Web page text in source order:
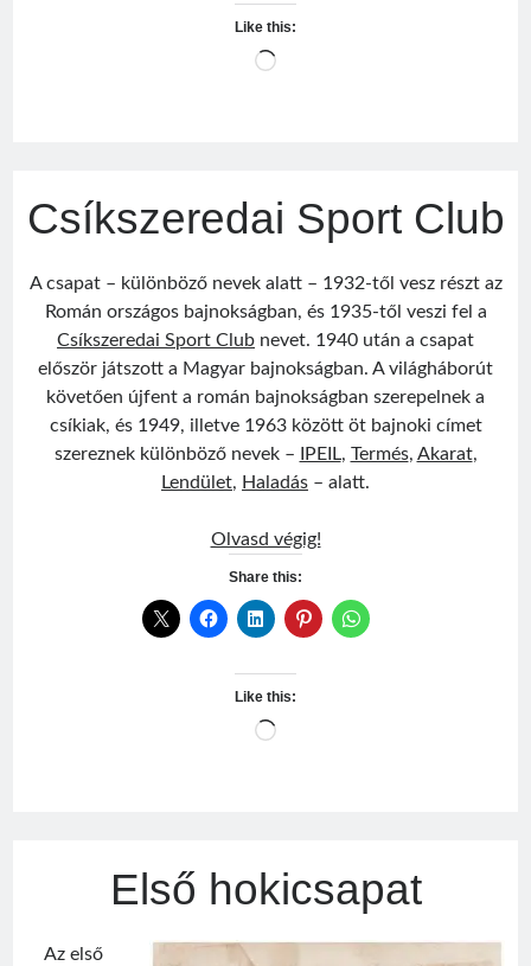
Like this:
Loading…
Csíkszeredai Sport Club
A csapat – különböző nevek alatt – 1932-től vesz részt az
Román országos bajnokságban, és 1935-től veszi fel a
Csíkszeredai Sport Club nevet. 1940 után a csapat
először játszott a Magyar bajnokságban. A világháborút
követően újfent a román bajnokságban szerepelnek a
csíkiak, és 1949, illetve 1963 között öt bajnoki címet
szereznek különböző nevek –
IPEIL, Termés, Akarat,
Lendület, Haladás – alatt.
Olvasd végig!Csíkszeredai
Club
Share this:
Like this:
Loading…
Első hokicsapat
Az első